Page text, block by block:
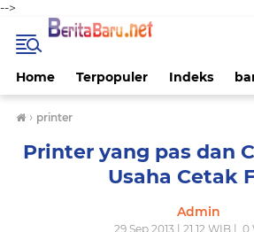
-->
Home Terpopuler Indeks
› printer
Printer yang pas dan
Usaha Cetak
Admin
29 Sep 2013 | 21.12 WIB | 0